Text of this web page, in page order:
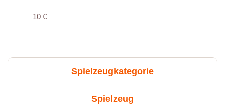
10 €
Spielzeugkategorie
Spielzeug